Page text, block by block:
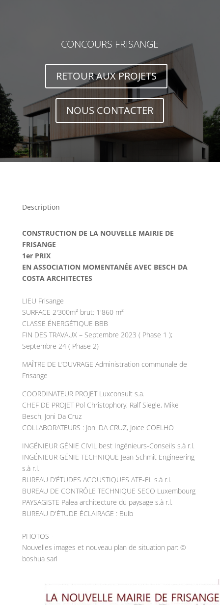
CONCOURS FRISANGE
RETOUR AUX PROJETS
NOUS CONTACTER
Description
CONSTRUCTION DE LA NOUVELLE MAIRIE DE
FRISANGE
1er PRIX
EN ASSOCIATION MOMENTANÉE AVEC BESCH DA
COSTA ARCHITECTES
LIEU Frisange
SURFACE 2'300m² brut; 1'860 m²
CLASSE ÉNERGÉTIQUE BBB
FIN DES TRAVAUX – Septembre 2023 ( Phase 1 );
Septembre 24 ( Phase 2)
MAÎTRE DE L’OUVRAGE Administration communale de
Frisange
COORDINATEUR PROJET Luxconsult s.a.
CHEF DE PROJET Pol Christophory, Ralf Siegle, Mike
Besch, Joni Da Cruz
COLLABORATEURS : Joni DA CRUZ, Joice COELHO
INGÉNIEUR GÉNIE CIVIL best Ingénieurs-Conseils s.à r.l.
INGÉNIEUR GÉNIE TECHNIQUE Jean Schmit Engineering
s.à r.l.
BUREAU D’ÉTUDES ACOUSTIQUES ATE-EL s.à r.l.
BUREAU DE CONTRÔLE TECHNIQUE SECO Luxembourg
PAYSAGISTE Palea architecture du paysage s.à r.l.
BUREAU D'ÉTUDE ÉCLAIRAGE : Bulb
PHOTOS -
Nouvelles images et nouveau plan de situation par: ©
boshua sarl